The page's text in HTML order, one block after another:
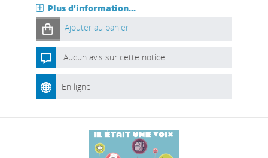
Plus d'information...
Ajouter au panier
Aucun avis sur cette notice.
En ligne